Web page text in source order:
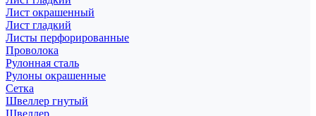
Лист окрашенный
Лист гладкий
Листы перфорированные
Проволока
Рулонная сталь
Рулоны окрашенные
Сетка
Швеллер гнутый
Швеллер